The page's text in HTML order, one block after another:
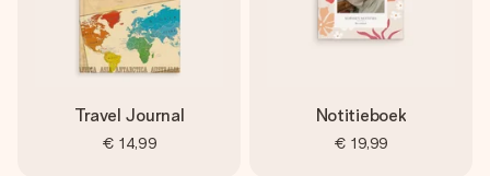
Travel Journal
€ 14,99
Notitieboek
€ 19,99